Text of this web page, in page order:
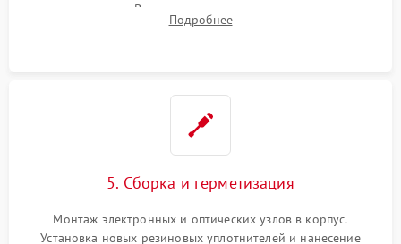
замена стекла. Восстановление или замена пружин и
резьбовых элементов в механизме ввода поправок для
Подробнее
5. Сборка и герметизация
Монтаж электронных и оптических узлов в корпус.
Установка новых резиновых уплотнителей и нанесение